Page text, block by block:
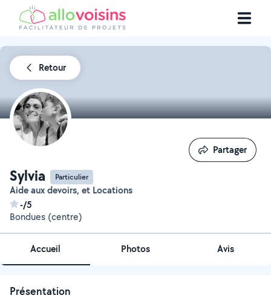
Retour
Sylvia Particulier
Aide aux devoirs, et Locations
-/5
Bondues (centre)
Partager
Partager
Accueil Photos Avis
Présentation